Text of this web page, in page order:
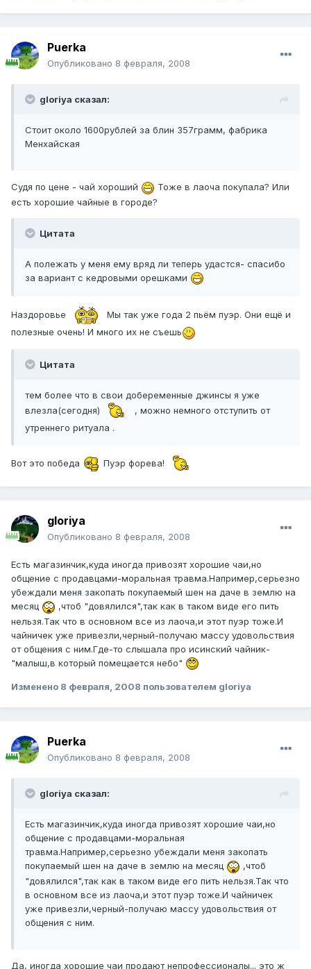
Puerka
Опубликовано 8 февраля, 2008
gloriya сказал:
Стоит около 1600рублей за блин 357грамм, фабрика
Менхайская
Судя по цене - чай хороший
Тоже в лаоча покупала? Или
есть хорошие чайные в городе?
Цитата
А полежать у меня ему вряд ли теперь удастся- спасибо
за вариант с кедровыми орешками
Наздоровье
Мы так уже года 2 пьём пуэр. Они ещё и
полезные очень! И много их не съешь
Цитата
тем более что в свои добеременные джинсы я уже
влезла(сегодня)
, можно немного отступить от
утреннего ритуала .
Вот это победа Пуэр форева!
gloriya
Опубликовано 8 февраля, 2008
Есть магазинчик,куда иногда привозят хорошие чаи,но
общение с продавцами-моральная травма.Например,серьезно
убеждали меня закопать покупаемый шен на даче в землю на
месяц
,чтоб "довялился",так как в таком виде его пить
нельзя.Так что в основном все из лаоча,и этот пуэр тоже.И
чайничек уже привезли,черный-получаю массу удовольствия
от общения с ним.Где-то слышала про исинский чайник-
"малыш,в который помещается небо"
Изменено 8 февраля, 2008 пользователем gloriya
Puerka
Опубликовано 8 февраля, 2008
gloriya сказал:
Есть магазинчик,куда иногда привозят хорошие чаи,но
общение с продавцами-моральная
травма.Например,серьезно убеждали меня закопать
покупаемый шен на даче в землю на месяц
,чтоб
"довялился",так как в таком виде его пить нельзя.Так что
в основном все из лаоча,и этот пуэр тоже.И чайничек
уже привезли,черный-получаю массу удовольствия от
общения с ним.
Да, иногда хорошие чаи продают непрофессионалы... это ж